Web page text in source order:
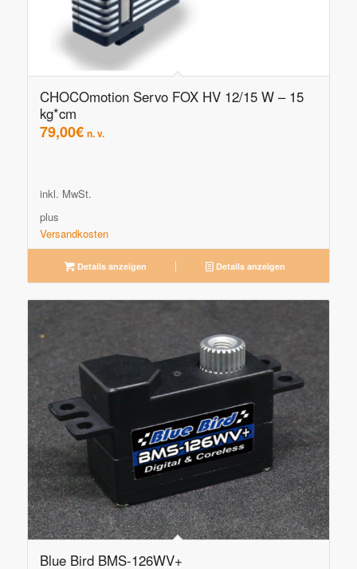
CHOCOmotion Servo FOX HV 12/15 W – 15
kg*cm
79,00€ n. v.
inkl. MwSt.
plus
Versandkosten
Details anzeigen Details anzeigen
Blue Bird BMS-126WV+